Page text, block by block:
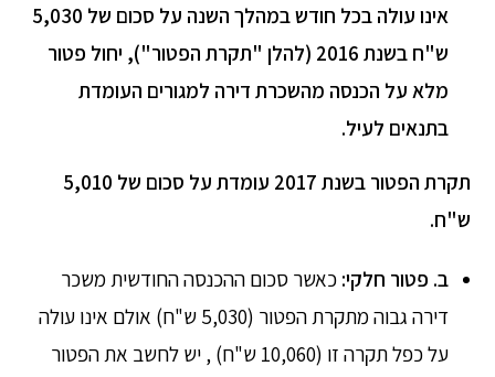
אינו עולה בכל חודש במהלך השנה על סכום של 5,030
ש"ח בשנת 2016 (להלן "תקרת הפטור"), יחול פטור
מלא על הכנסה מהשכרת דירה למגורים העומדת
בתנאים לעיל.
תקרת הפטור בשנת 2017 עומדת על סכום של 5,010
ש"ח.
ב. פטור חלקי: כאשר סכום ההכנסה החודשית משכר
דירה גבוה מתקרת הפטור (5,030 ש"ח) אולם אינו עולה
על כפל תקרה זו (10,060 ש"ח) , יש לחשב את הפטור